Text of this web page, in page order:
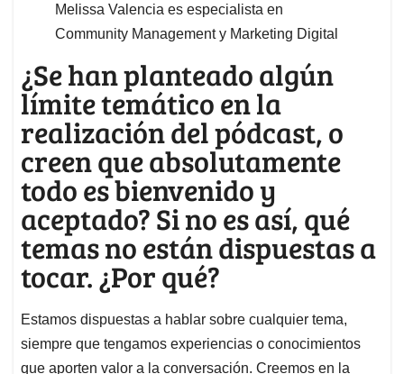
Melissa Valencia es especialista en
Community Management y Marketing Digital
¿Se han planteado algún
límite temático en la
realización del pódcast, o
creen que absolutamente
todo es bienvenido y
aceptado? Si no es así, qué
temas no están dispuestas a
tocar. ¿Por qué?
Estamos dispuestas a hablar sobre cualquier tema,
siempre que tengamos experiencias o conocimientos
que aporten valor a la conversación. Creemos en la